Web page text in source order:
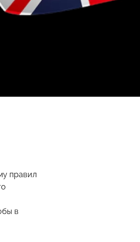
правил
в